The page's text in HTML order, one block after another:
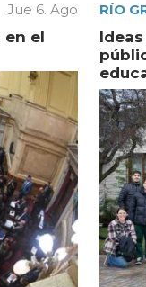
Jue 6. Ago
en el
RÍO